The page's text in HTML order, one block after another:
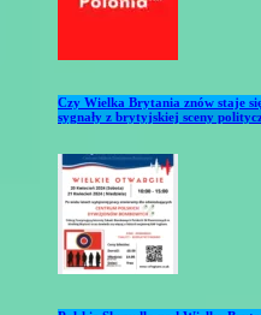
Czy Wielka Brytania znów staje
sygnały z brytyjskiej sceny